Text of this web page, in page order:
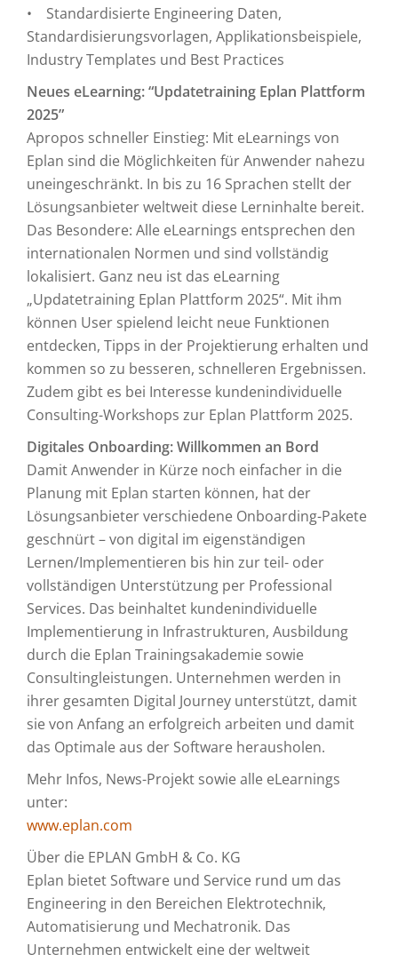
• Standardisierte Engineering Daten,
Standardisierungsvorlagen, Applikationsbeispiele,
Industry Templates und Best Practices
Neues eLearning: “Updatetraining Eplan Plattform
2025”
Apropos schneller Einstieg: Mit eLearnings von
Eplan sind die Möglichkeiten für Anwender nahezu
uneingeschränkt. In bis zu 16 Sprachen stellt der
Lösungsanbieter weltweit diese Lerninhalte bereit.
Das Besondere: Alle eLearnings entsprechen den
internationalen Normen und sind vollständig
lokalisiert. Ganz neu ist das eLearning
„Updatetraining Eplan Plattform 2025“. Mit ihm
können User spielend leicht neue Funktionen
entdecken, Tipps in der Projektierung erhalten und
kommen so zu besseren, schnelleren Ergebnissen.
Zudem gibt es bei Interesse kundenindividuelle
Consulting-Workshops zur Eplan Plattform 2025.
Digitales Onboarding: Willkommen an Bord
Damit Anwender in Kürze noch einfacher in die
Planung mit Eplan starten können, hat der
Lösungsanbieter verschiedene Onboarding-Pakete
geschnürt – von digital im eigenständigen
Lernen/Implementieren bis hin zur teil- oder
vollständigen Unterstützung per Professional
Services. Das beinhaltet kundenindividuelle
Implementierung in Infrastrukturen, Ausbildung
durch die Eplan Trainingsakademie sowie
Consultingleistungen. Unternehmen werden in
ihrer gesamten Digital Journey unterstützt, damit
sie von Anfang an erfolgreich arbeiten und damit
das Optimale aus der Software herausholen.
Mehr Infos, News-Projekt sowie alle eLearnings
unter:
www.eplan.com
Über die EPLAN GmbH & Co. KG
Eplan bietet Software und Service rund um das
Engineering in den Bereichen Elektrotechnik,
Automatisierung und Mechatronik. Das
Unternehmen entwickelt eine der weltweit